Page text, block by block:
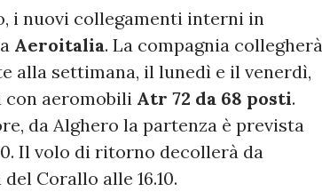
i nuovi collegamenti interni in
Aeroitalia. La compagnia collegherà
alla settimana, il lunedì e il venerdì,
con aeromobili Atr 72 da 68 posti.
da Alghero la partenza è prevista
Il volo di ritorno decollerà da
Corallo alle 16.10.